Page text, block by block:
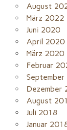
August
März 2022
Juni 2020
April 2020
März 2020
Februar
Dezember
August
Juli 2018
Januar